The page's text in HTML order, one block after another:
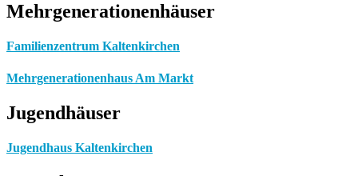
Mehrgenerationenhäuser
Familienzentrum Kaltenkirchen
Mehrgenerationenhaus Am Markt
Jugendhäuser
Jugendhaus Kaltenkirchen